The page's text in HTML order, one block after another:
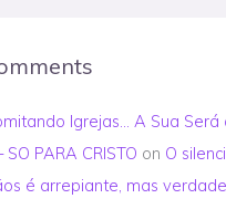
Igrejas… A Sua Será
SO PARA CRISTO on O
é arrepiante, mas